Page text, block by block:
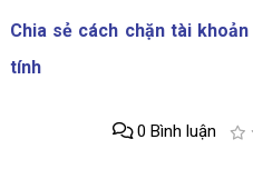
Chia sẻ cách chặn tài
tính
0 Bình luận